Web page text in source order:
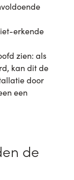
erkende
zien: als
kan dit de
door
een
de